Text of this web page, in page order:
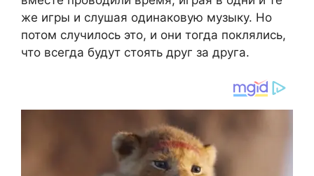
же игры и слушая одинаковую музыку. Но
потом случилось это, и они тогда поклялись,
что всегда будут стоять друг за друга.